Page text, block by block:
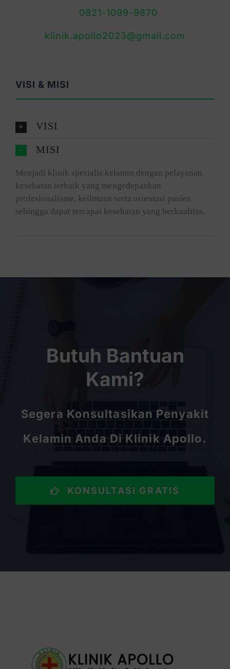
0821-1099-9870
klinik.apollo2023@gmail.com
VISI & MISI
VISI
MISI
Menjadi klinik spesialis kelamin dengan pelayanan
kesehatan terbaik yang mengedepankan
profesionalisme, keilmuan serta orientasi pasien
sehingga dapat tercapai kesehatan yang berkualitas.
Butuh Bantuan
Kami?
Segera Konsultasikan Penyakit
Kelamin Anda Di Klinik Apollo.
KONSULTASI GRATIS